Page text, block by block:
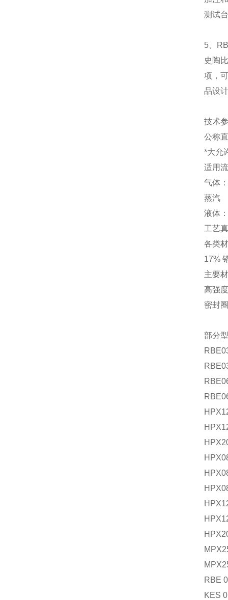
测试
5、
史陶
项，
品设
技术
公称
*大允
适用
气体
蒸汽
液体
工艺
各类
17%
主要
高强
密封
部分
RBE
KES